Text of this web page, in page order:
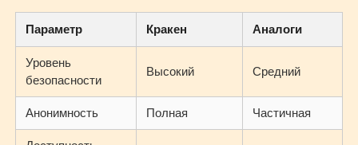
Параметр Кракен Аналоги
Уровень
безопасности
Высокий Средний
Анонимность Полная Частичная